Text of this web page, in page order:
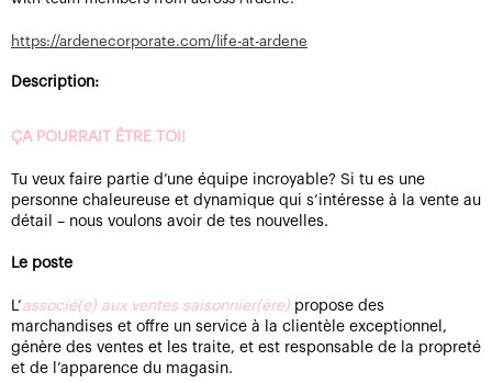
https://ardenecorporate.com/life-at-ardene
Description:
ÇA POURRAIT ÊTRE TOI!
Tu veux faire partie d’une équipe incroyable? Si tu es une
personne chaleureuse et dynamique qui s’intéresse à la vente au
détail – nous voulons avoir de tes nouvelles.
Le poste
L’associé(e) aux ventes saisonnier(ère) propose des
marchandises et offre un service à la clientèle exceptionnel,
génère des ventes et les traite, et est responsable de la propreté
et de l’apparence du magasin.